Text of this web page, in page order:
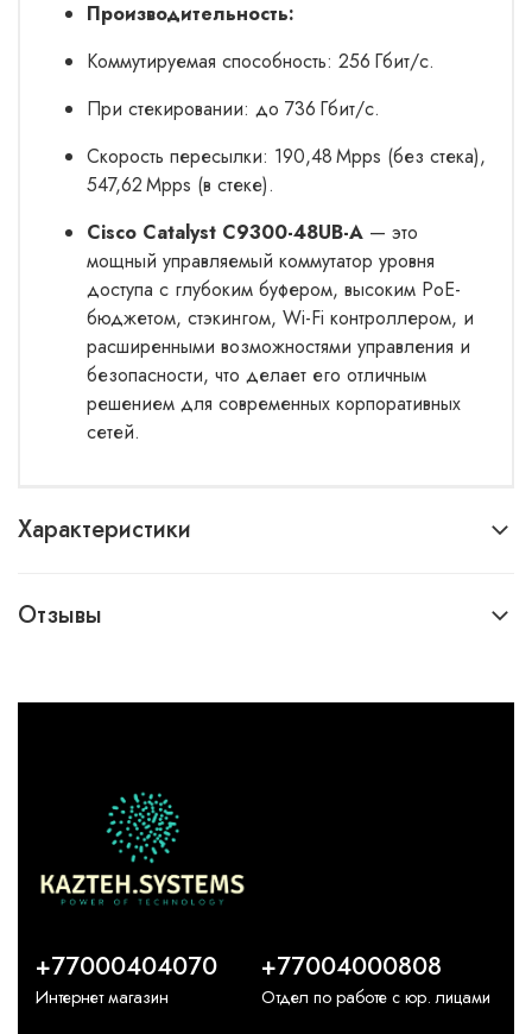
Производительность:
Коммутируемая способность: 256 Гбит/с.
При стекировании: до 736 Гбит/с.
Скорость пересылки: 190,48 Mpps (без стека),
547,62 Mpps (в стеке).
Cisco Catalyst C9300-48UB-A — это
мощный управляемый коммутатор уровня
доступа с глубоким буфером, высоким PoE-
бюджетом, стэкингом, Wi-Fi контроллером, и
расширенными возможностями управления и
безопасности, что делает его отличным
решением для современных корпоративных
сетей.
Характеристики
Отзывы
+77000404070
Интернет магазин
+77004000808
Отдел по работе с юр. лицами